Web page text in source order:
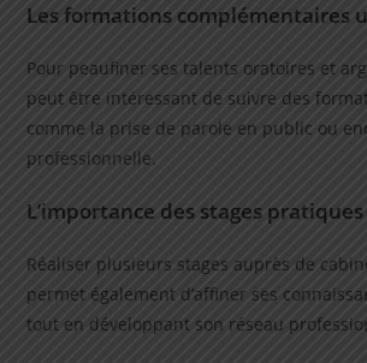
Les formations complémentaires
Pour peaufiner ses talents oratoires et
peut être intéressant de suivre des
comme la prise de parole en public ou
professionnelle.
L’importance des stages pratiques
Réaliser plusieurs stages auprès de
permet également d’affiner ses
tout en développant son réseau